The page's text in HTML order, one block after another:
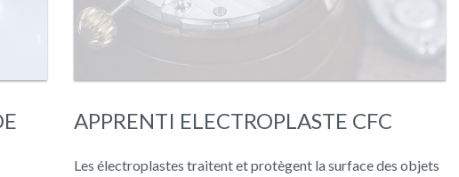
APPRENTI ELECTROPLASTE CFC
Les électroplastes traitent et protègent la surface des objets